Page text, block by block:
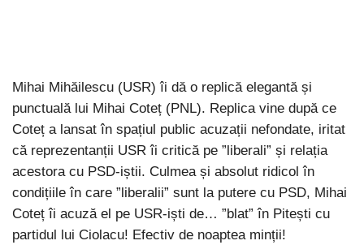
Mihai Mihăilescu (USR) îi dă o replică elegantă și
punctuală lui Mihai Coteț (PNL). Replica vine după ce
Coteț a lansat în spațiul public acuzații nefondate, iritat
că reprezentanții USR îi critică pe ”liberali” și relația
acestora cu PSD-iștii. Culmea și absolut ridicol în
condițiile în care ”liberalii” sunt la putere cu PSD, Mihai
Coteț îi acuză el pe USR-iști de… ”blat” în Pitești cu
partidul lui Ciolacu! Efectiv de noaptea minții!